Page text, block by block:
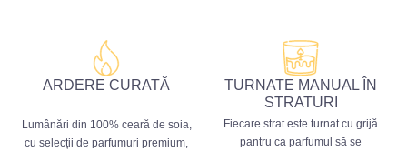
ARDERE CURATĂ
Lumânări din 100% ceară de soia,
cu selecții de parfumuri premium,
TURNATE MANUAL ÎN
STRATURI
Fiecare strat este turnat cu grijă
pantru ca parfumul să se